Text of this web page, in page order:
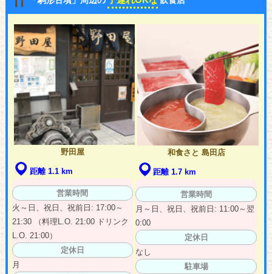
野田屋
距離 1.1 km
営業時間
火～日、祝日、祝前日: 17:00～
21:30 （料理L.O. 21:00 ドリンク
L.O. 21:00）
定休日
月
和食さと 島田店
距離 1.7 km
営業時間
月～日、祝日、祝前日: 11:00～翌
0:00
定休日
なし
駐車場